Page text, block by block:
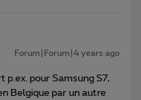
Forum|Forum|4 years ago
p.ex. pour Samsung S7,
Belgique par un autre